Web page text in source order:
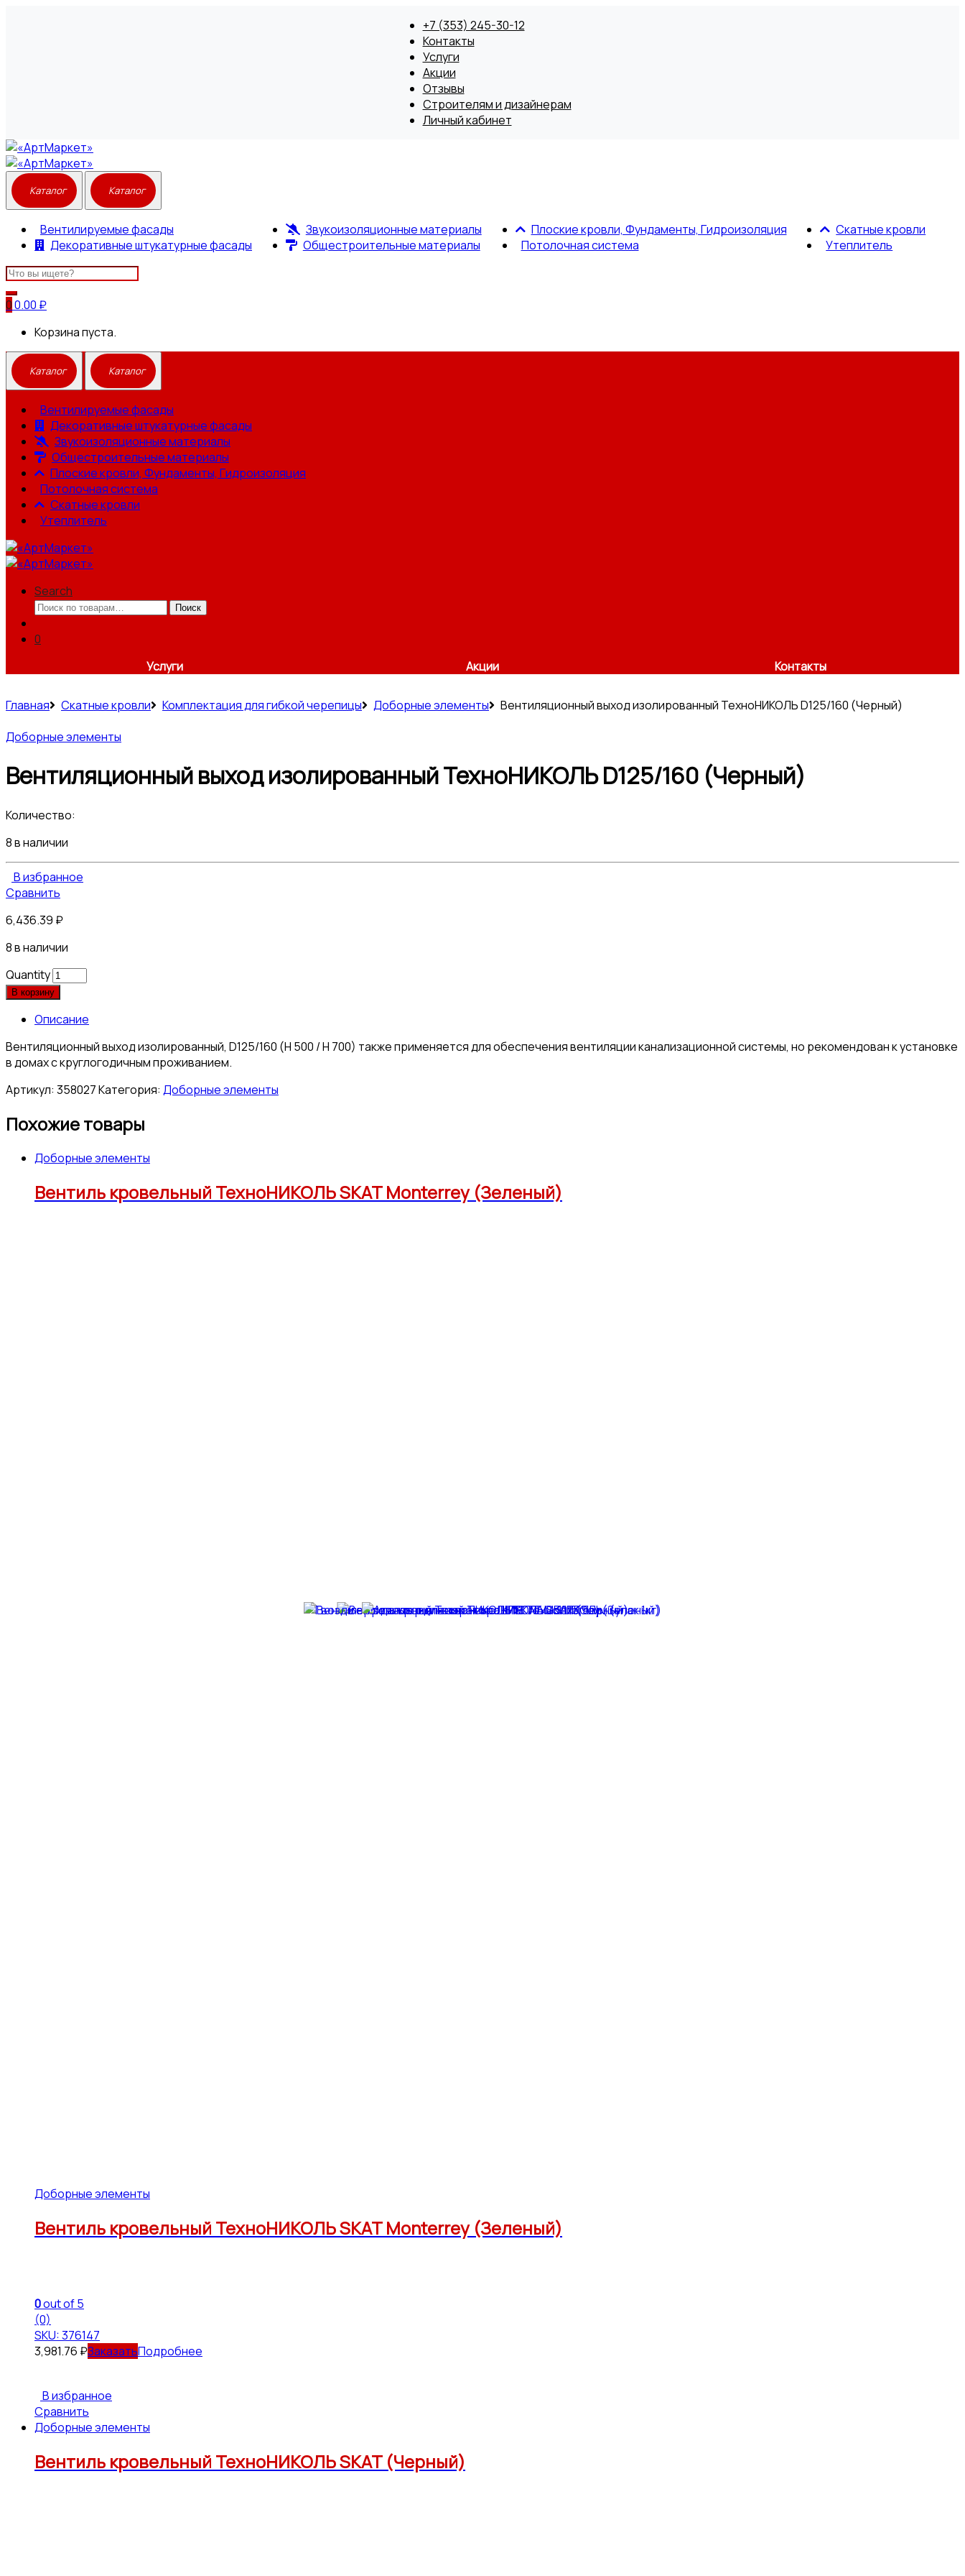
Вентилируемые фасады
Декоративные штукатурные фасады
Звукоизоляционные материалы
Общестроительные материалы
Плоские кровли, Фундаменты, Гидроизоляция
Потолочная система
Скатные кровли
Утеплитель
Search
for:
00.00 ₽
Корзина пуста.
+7 (353) 245-30-12
Контакты
Услуги
Акции
Отзывы
Строителям и дизайнерам
Личный кабинет
Вентилируемые фасады
Декоративные штукатурные фасады
Звукоизоляционные материалы
Общестроительные материалы
Плоские кровли, Фундаменты, Гидроизоляция
Потолочная система
Скатные кровли
Утеплитель
Search
Искать:
Поиск
0
Услуги
Акции Контакты
Главная Скатные кровли Комплектация для гибкой черепицы Доборные элементы
Вентиляционный выход изолированный ТехноНИКОЛЬ D125/160 (Черный)
Доборные элементы
Вентиляционный выход изолированный ТехноНИКОЛЬ D125/160 (Черный)
Количество:
8 в наличии
В избранное
Сравнить
6,436.39 ₽
8 в наличии
Quantity
В корзину
Описание
Вентиляционный выход изолированный, D125/160 (H 500 / H 700) также применяется для обеспечения вентиляции канализационной системы, но рекомендован к установке
в домах с круглогодичным проживанием.
Артикул: 358027Категория: Доборные элементы
Похожие товары
Доборные элементы
Вентиль кровельный ТехноНИКОЛЬ SKAT Monterrey (Зеленый)
Доборные элементы
Вентиль кровельный ТехноНИКОЛЬ SKAT Monterrey (Зеленый)
0out of 5
(0)
SKU: 376147
3,981.76 ₽ Подробнее
В избранное
Сравнить
Доборные элементы
Вентиль кровельный ТехноНИКОЛЬ SKAT (Черный)